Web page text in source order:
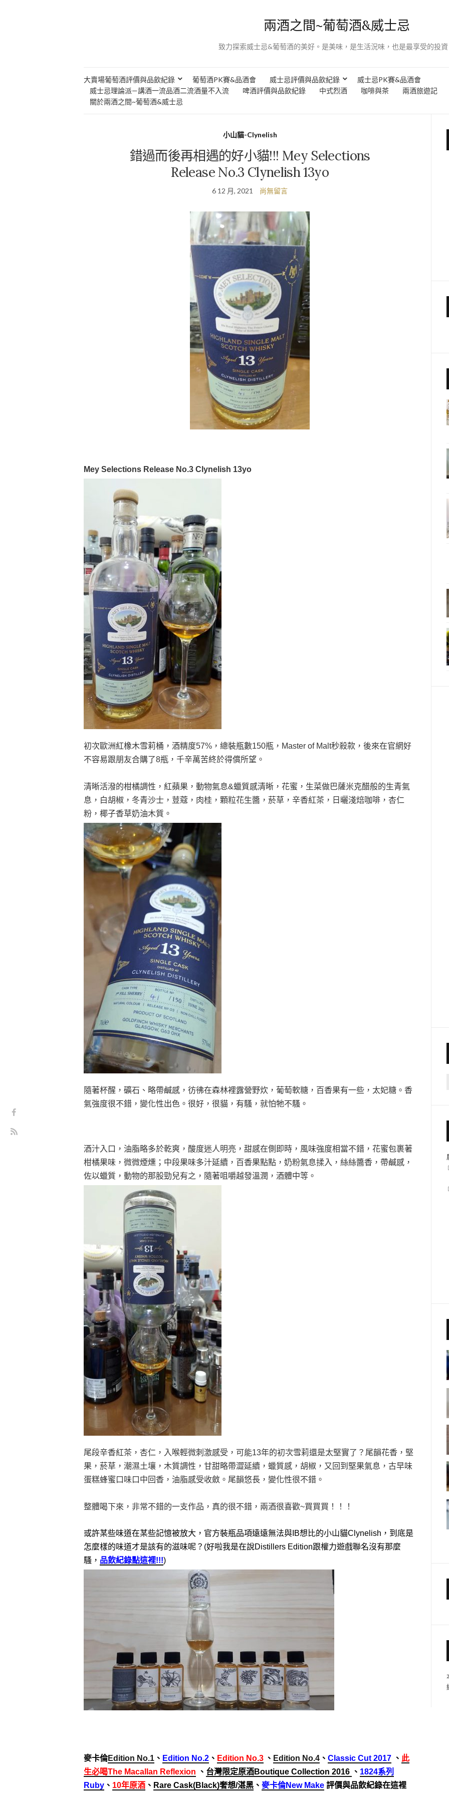
兩酒之間~葡萄酒&威士忌
致力探索威士忌&葡萄酒的美好。是美味，是生活況味，也是最享受的投資
大賣場葡萄酒評價與品飲紀錄 葡萄酒PK賽&品酒會 威士忌評價與品飲紀錄
威士忌PK賽&品酒會
威士忌理論派—講酒一流品酒二流酒量不入流
啤酒評價與品飲紀錄 中式烈酒 咖啡與茶 兩酒旅遊記
關於兩酒之間~葡萄酒&威士忌
小山貓-Clynelish
錯過而後再相遇的好小貓!!! Mey Selections
Release No.3 Clynelish 13yo
6 12 月, 2021 尚無留言
Mey Selections Release No.3 Clynelish 13yo
初次歐洲紅橡木雪莉桶，酒精度57%，總裝瓶數150瓶，Master of Malt秒殺款，後來在官網好
不容易跟朋友合購了8瓶，千辛萬苦終於得償所望。
清晰活潑的柑橘調性，紅蘋果，動物氣息&蠟質感清晰，花蜜，生菜做巴薩米克醋般的生青氣
息，白胡椒，冬青沙士，荳蔻，肉桂，顆粒花生醬，菸草，辛香紅茶，日曬淺焙咖啡，杏仁
粉，椰子香草奶油木質。
隨著杯醒，礦石、略帶鹹感，彷彿在森林裡露營野炊，葡萄軟糖，百香果有一些，太妃糖。香
氣強度很不錯，變化性出色。很好，很貓，有騷，就怕牠不騷。
酒汁入口，油脂略多於乾爽，酸度迷人明亮，甜感在側即時，風味強度相當不錯，花蜜包裹著
柑橘果味，微微煙燻；中段果味多汁延續，百香果點點，奶粉氣息揉入，絲絲醬香，帶鹹感，
佐以蠟質，動物的那股勁兒有之，隨著咀嚼越發溫潤，酒體中等。
尾段辛香紅茶，杏仁，入喉輕微刺激感受，可能13年的初次雪莉還是太堅實了？尾韻花香，堅
果，菸草，潮濕土壤，木質調性，甘甜略帶澀延續，蠟質感，胡椒，又回到堅果氣息，古早味
蛋糕蜂蜜口味口中回香，油脂感受收斂。尾韻悠長，變化性很不錯。
整體喝下來，非常不錯的一支作品，真的很不錯，兩酒很喜歡~買買買！！！
或許某些味道在某些記憶被放大，官方裝瓶品項遠遠無法與IB想比的小山貓Clynelish，到底是
怎麼樣的味道才是該有的滋味呢？(好啦我是在說Distillers Edition跟權力遊戲聯名沒有那麼
騷， 品飲紀錄點這裡!!!)
麥卡倫Edition No.1 、 Edition No.2 、 Edition No.3 、 Edition No.4 、 Classic Cut 2017 、 此
生必喝The Macallan Reflexion 、 台灣限定原酒Boutique Collection 2016 、 1824系列
Ruby 、 10年原酒 、 Rare Cask(Black)奢想/湛黑 、 麥卡倫New Make 評價與品飲紀錄在這裡